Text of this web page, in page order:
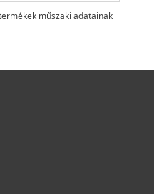
műszaki adatainak